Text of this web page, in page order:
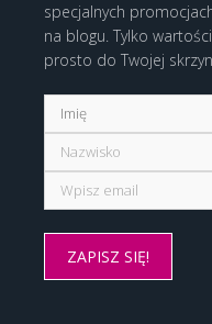
specjalnych
na blogu. Tylko
prosto do Twojej